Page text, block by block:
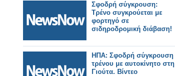
Σφοδρή σύγκρουση:
Τρένο συγκρούεται με
φορτηγό σε
σιδηροδρομική διάβαση!
ΗΠΑ: Σφοδρή σύγκρουση
τρένου με αυτοκίνητο στη
Γιούτα. Βίντεο